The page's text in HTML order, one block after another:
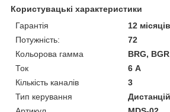
Користувацькі характеристики
Гарантія
12 місяців
Потужність:
72
Кольорова гамма
BRG,
Ток
6 А
Кількість каналів
3
Тип керування